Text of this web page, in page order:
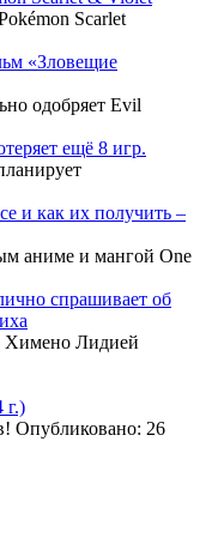
Scarlet
«Зловещие
одобряет Evil
ещё 8 игр.
и как их получить –
аниме и мангой One
спрашивает об
Химено Лидией
г.)
Опубликовано: 26